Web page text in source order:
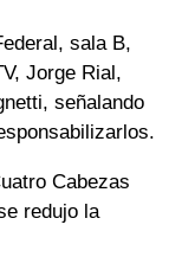
sala B,
Jorge Rial,
señalando
Cabezas
redujo la